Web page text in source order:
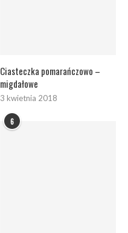
Ciasteczka pomarańczowo –
migdałowe
3 kwietnia 2018
6